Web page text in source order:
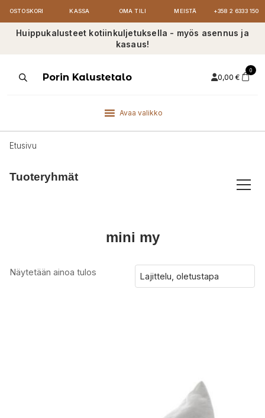
OSTOSKORI KASSA OMA TILI MEISTÄ +358 2 6333 150
Huippukalusteet kotiinkuljetuksella - myös asennus ja
kasaus!
ProductsPorin Kalustetalo 0,00 €
0
Avaa valikko
Etusivu
Tuoteryhmät
mini my
Näytetään ainoa tulos